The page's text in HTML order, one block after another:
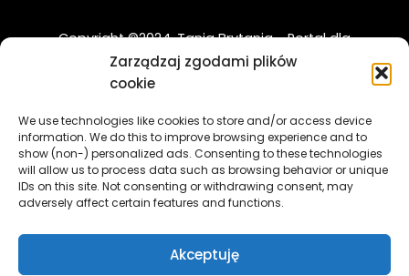
Zarządzaj zgodami plików
cookie
We use technologies like cookies to store and/or access device
information. We do this to improve browsing experience and to
show (non-) personalized ads. Consenting to these technologies
will allow us to process data such as browsing behavior or unique
IDs on this site. Not consenting or withdrawing consent, may
adversely affect certain features and functions.
Akceptuję
Copyright ©2024. Tania Brytania - Portal dla
Polaków w UK
przez Financial Conduct Authority (FCA) i jest prowadzona
wyłącznie w celach informacyjno-edukacyjnych. Treści
zawierająca linki sponsorowane i afiliacyjne, a klikając w nie
i korzystając z usług reklamodawców lub firm
współpracujących, nasz serwis może otrzymać